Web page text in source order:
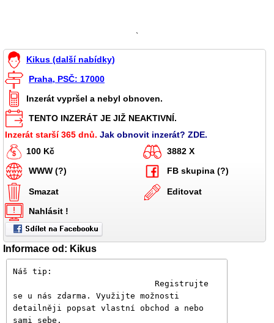
`
Kikus (další nabídky)
Praha, PSČ: 17000
Inzerát vypršel a nebyl obnoven.
TENTO INZERÁT JE JIŽ NEAKTIVNÍ.
Inzerát starší 365 dnů. Jak obnovit inzerát? ZDE.
100 Kč
3882 X
WWW (?)
FB skupina (?)
Smazat
Editovat
Nahlásit !
Informace od: Kikus